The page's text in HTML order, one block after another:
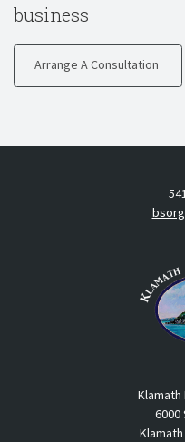
business
Arrange A Consultation
6000
Klamath